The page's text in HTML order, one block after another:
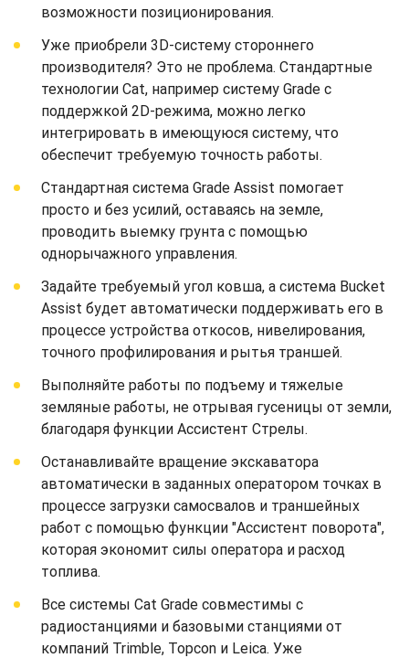
возможности позиционирования.
Уже приобрели 3D-систему стороннего
производителя? Это не проблема. Стандартные
технологии Cat, например систему Grade с
поддержкой 2D-режима, можно легко
интегрировать в имеющуюся систему, что
обеспечит требуемую точность работы.
Стандартная система Grade Assist помогает
просто и без усилий, оставаясь на земле,
проводить выемку грунта с помощью
однорычажного управления.
Задайте требуемый угол ковша, а система Bucket
Assist будет автоматически поддерживать его в
процессе устройства откосов, нивелирования,
точного профилирования и рытья траншей.
Выполняйте работы по подъему и тяжелые
земляные работы, не отрывая гусеницы от земли,
благодаря функции Ассистент Стрелы.
Останавливайте вращение экскаватора
автоматически в заданных оператором точках в
процессе загрузки самосвалов и траншейных
работ с помощью функции "Ассистент поворота",
которая экономит силы оператора и расход
топлива.
Все системы Cat Grade совместимы с
радиостанциями и базовыми станциями от
компаний Trimble, Topcon и Leica. Уже